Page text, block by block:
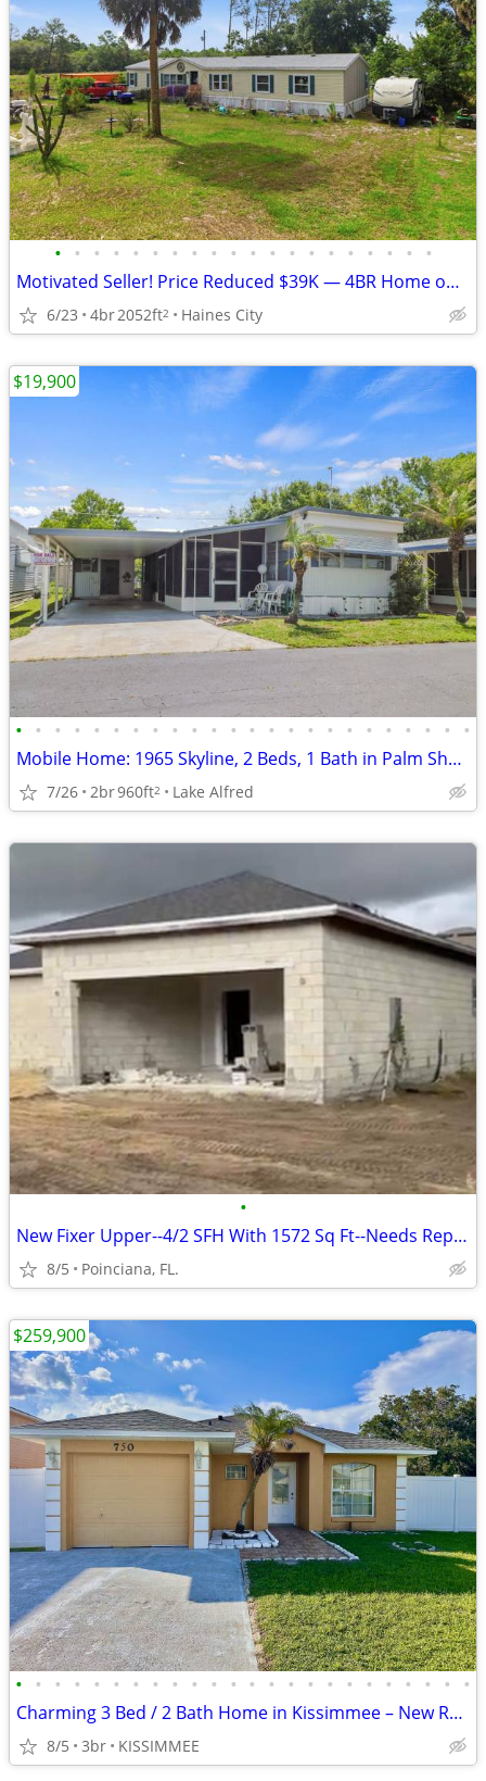
• • • • • • • • • • • • • • • • • • • •
Motivated Seller! Price Reduced $39K — 4BR Home on Nearly 1 Acre
6/23 4br2052ft2 Haines City
• • • • • • • • • • • • • • • • • • • • • • • •
Mobile Home: 1965 Skyline, 2 Beds, 1 Bath in Palm Shores
7/26 2br960ft2 Lake Alfred
$19,900
•
New Fixer Upper--4/2 SFH With 1572 Sq Ft--Needs Repairs
8/5 Poinciana, FL.
• • • • • • • • • • • • • • • • • • • • • • • •
Charming 3 Bed / 2 Bath Home in Kissimmee – New Roof – Large Fenced Ba
8/5 3br KISSIMMEE
$259,900